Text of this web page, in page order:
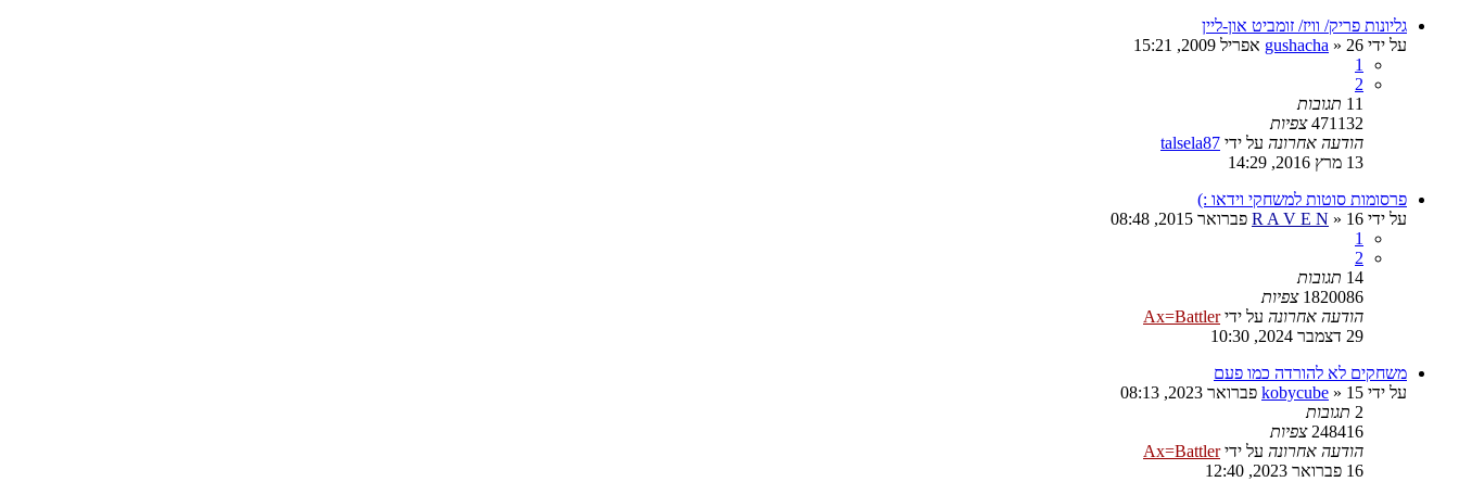
גליונות פריק/ וויז/ זומביט און-ליין
על ידי
gushacha » 26 אפריל 2009, 15:21
1
2
11 תגובות
471132 צפיות
הודעה אחרונה על ידי talsela87
13 מרץ 2016, 14:29
פרסומות סוטות למשחקי וידאו :)
על ידי
R A V E N » 16 פברואר 2015, 08:48
1
2
14 תגובות
1820086 צפיות
הודעה אחרונה על ידיAx=Battler
29 דצמבר 2024, 10:30
משחקים לא להורדה כמו פעם
על ידי
kobycube » 15 פברואר 2023, 08:13
2 תגובות
248416 צפיות
הודעה אחרונה על ידיAx=Battler
16 פברואר 2023, 12:40